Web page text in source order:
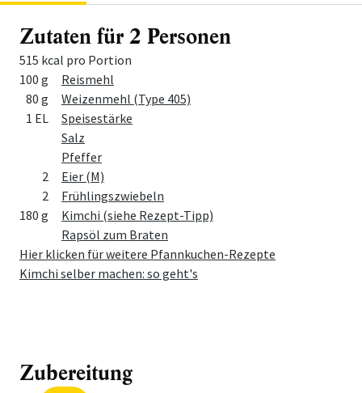
Zutaten für 2 Personen
515 kcal pro Portion
Menge
Zutat
100 g
Reismehl
80 g
Weizenmehl (Type 405)
1 EL
Speisestärke
Salz
Pfeffer
2
Eier (M)
2
Frühlingszwiebeln
180 g
Kimchi (siehe Rezept-Tipp)
Rapsöl zum Braten
Hier klicken für weitere Pfannkuchen-Rezepte
Kimchi selber machen: so geht's
Zubereitung